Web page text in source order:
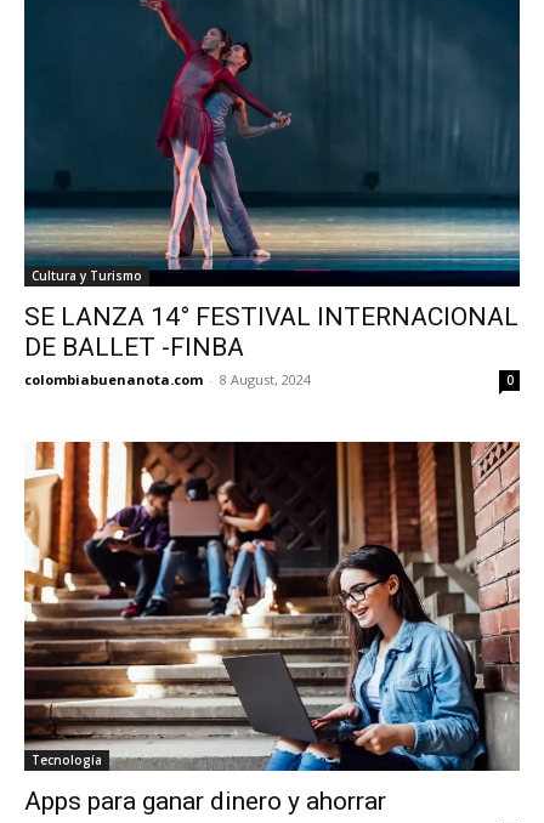
Cultura y Turismo
SE LANZA 14° FESTIVAL INTERNACIONAL
DE BALLET -FINBA
colombiabuenanota.com - 8 August, 2024 0
Tecnología
Apps para ganar dinero y ahorrar